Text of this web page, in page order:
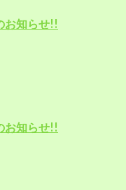
お知らせ!!
お知らせ!!